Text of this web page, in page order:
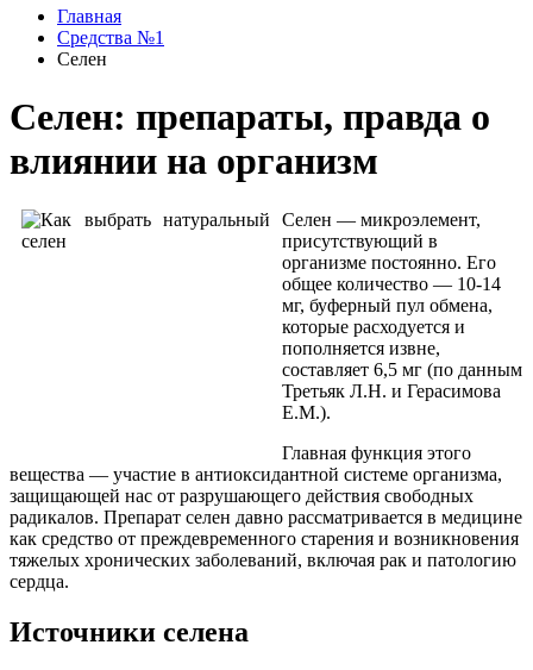
Главная
Средства №1
Селен
Селен: препараты, правда о
влиянии на организм
Селен — микроэлемент,
присутствующий в
организме постоянно. Его
общее количество — 10-14
мг, буферный пул обмена,
которые расходуется и
пополняется извне,
составляет 6,5 мг (по данным
Третьяк Л.Н. и Герасимова
Е.М.).
Главная функция этого
вещества — участие в антиоксидантной системе организма,
защищающей нас от разрушающего действия свободных
радикалов. Препарат селен давно рассматривается в медицине
как средство от преждевременного старения и возникновения
тяжелых хронических заболеваний, включая рак и патологию
сердца.
Источники селена